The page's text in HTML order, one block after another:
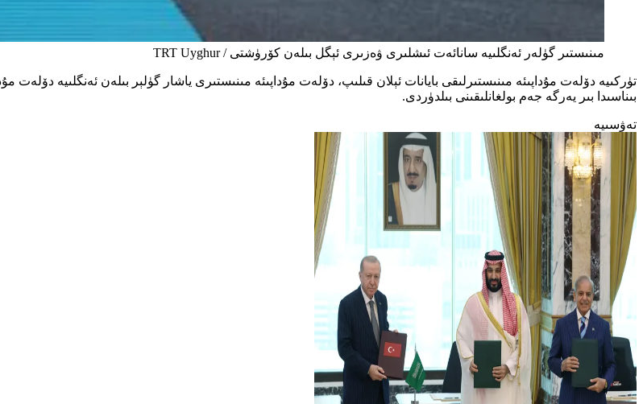
مىنىستىر گۈلەر ئەنگلىيە سانائەت ئىشلىرى ۋەزىرى ئېگل بىلەن كۆرۈشتى / TRT Uyghur
تۈركىيە دۆلەت مۇداپىئە مىنىستىرلىقى بايانات ئېلان قىلىپ، دۆلەت مۇداپىئە مىنىستىرى ياشار گۈلېر بىلەن ئەنگلىيە
بىناسىدا بىر يەرگە جەم بولغانلىقىنى بىلدۈردى.
تەۋسىيە